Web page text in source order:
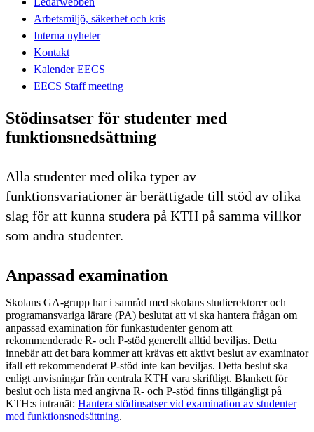
Arbetsmiljö, säkerhet och kris
Interna nyheter
Kontakt
Kalender EECS
EECS Staff meeting
Stödinsatser för studenter med
funktionsnedsättning
Alla studenter med olika typer av
funktionsvariationer är berättigade till stöd av olika
slag för att kunna studera på KTH på samma villkor
som andra studenter.
Anpassad examination
Skolans GA-grupp har i samråd med skolans studierektorer och
programansvariga lärare (PA) beslutat att vi ska hantera frågan om
anpassad examination för funkastudenter genom att
rekommenderade R- och P-stöd generellt alltid beviljas. Detta
innebär att det bara kommer att krävas ett aktivt beslut av examinator
ifall ett rekommenderat P-stöd inte kan beviljas. Detta beslut ska
enligt anvisningar från centrala KTH vara skriftligt. Blankett för
beslut och lista med angivna R- och P-stöd finns tillgängligt på
KTH:s intranät: Hantera stödinsatser vid examination av studenter
med funktionsnedsättning.